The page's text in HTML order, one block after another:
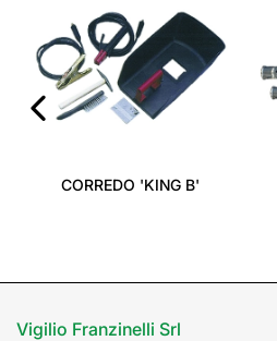
CORREDO 'KING B'
Vigilio Franzinelli Srl